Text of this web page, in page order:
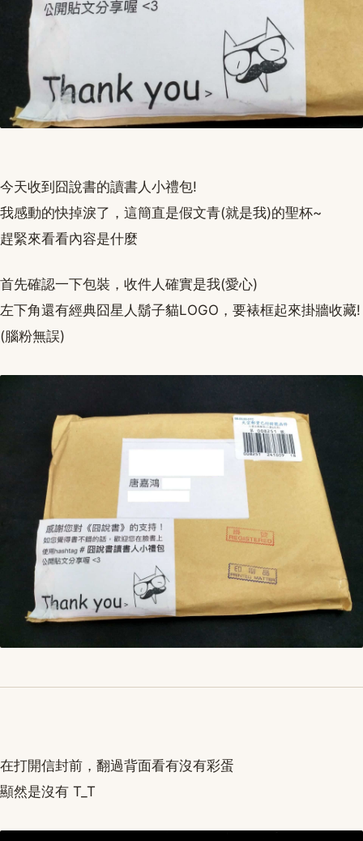
今天收到囧說書的讀書人小禮包!
我感動的快掉淚了，這簡直是假文青(就是我)的聖杯~
趕緊來看看內容是什麼
首先確認一下包裝，收件人確實是我(愛心)
左下角還有經典囧星人鬍子貓LOGO，要裱框起來掛牆收藏!
(腦粉無誤)
在打開信封前，翻過背面看有沒有彩蛋
顯然是沒有 T_T